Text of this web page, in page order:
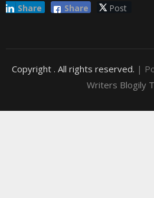
Share Post
Share
Copyright . All rights reserved. |
Writers Blogily